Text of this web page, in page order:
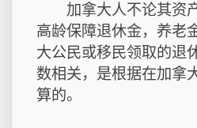
加拿大人不论其资
高龄保障退休金，养老
大公民或移民领取的退
数相关，是根据在加拿
算的。